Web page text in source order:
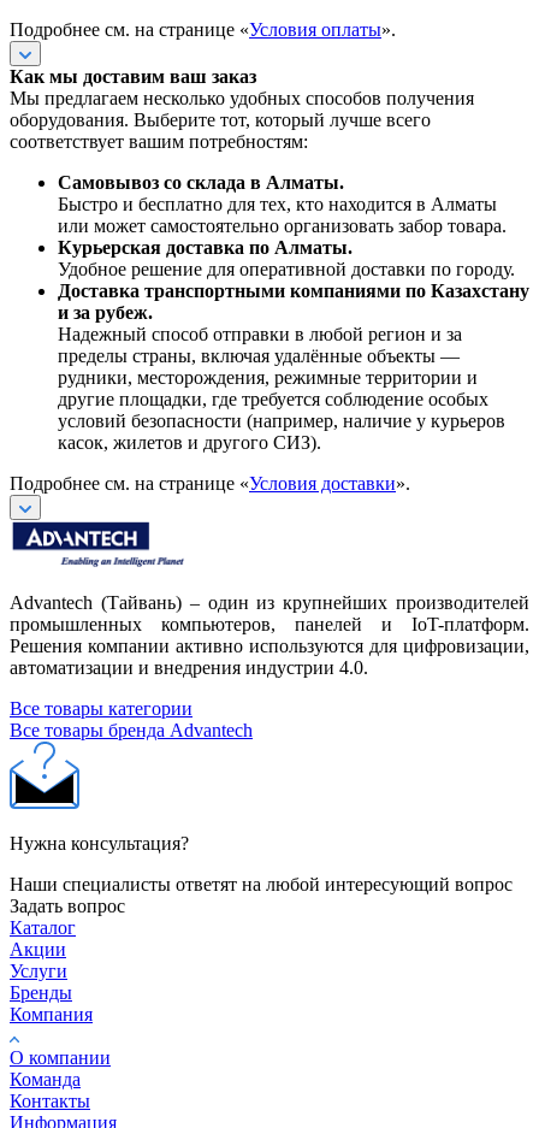
Подробнее см. на странице «Условия оплаты».
Как мы доставим ваш заказ
Мы предлагаем несколько удобных способов получения
оборудования. Выберите тот, который лучше всего
соответствует вашим потребностям:
Самовывоз со склада в Алматы.
Быстро и бесплатно для тех, кто находится в Алматы
или может самостоятельно организовать забор товара.
Курьерская доставка по Алматы.
Удобное решение для оперативной доставки по городу.
Доставка транспортными компаниями по Казахстану
и за рубеж.
Надежный способ отправки в любой регион и за
пределы страны, включая удалённые объекты —
рудники, месторождения, режимные территории и
другие площадки, где требуется соблюдение особых
условий безопасности (например, наличие у курьеров
касок, жилетов и другого СИЗ).
Подробнее см. на странице «Условия доставки».
Advantech (Тайвань) – один из крупнейших производителей
промышленных компьютеров, панелей и IoT-платформ.
Решения компании активно используются для цифровизации,
автоматизации и внедрения индустрии 4.0.
Все товары категории
Все товары бренда Advantech
Нужна консультация?
Наши специалисты ответят на любой интересующий вопрос
Задать вопрос
Каталог
Акции
Услуги
Бренды
Компания
О компании
Команда
Контакты
Информация